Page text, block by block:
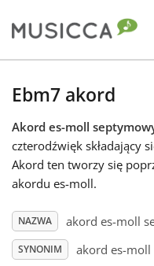
Български
Dansk
Deutsch
Ebm7 akord
Akord es-moll
czterodźwięk składający
Akord ten tworzy się
akordu es-moll.
NAZWA akord es-moll
SYNONIM akord es-moll